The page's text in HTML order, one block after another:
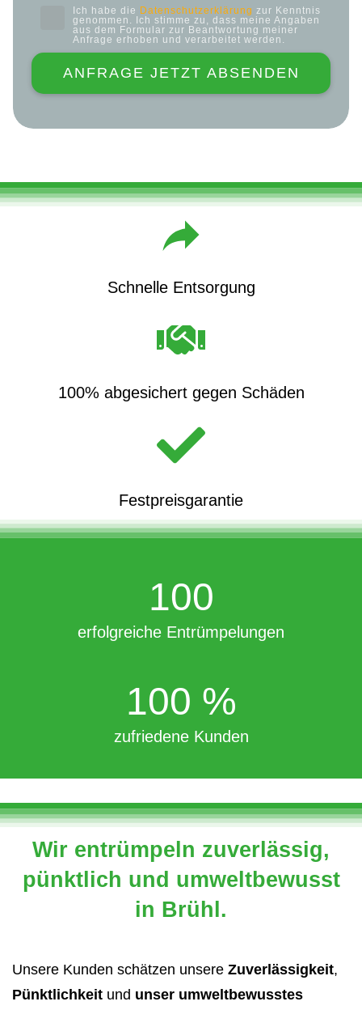
Ich habe die Datenschutzerklärung zur Kenntnis
genommen. Ich stimme zu, dass meine Angaben
aus dem Formular zur Beantwortung meiner
Anfrage erhoben und verarbeitet werden.
ANFRAGE JETZT ABSENDEN
Schnelle Entsorgung
100% abgesichert gegen Schäden
Festpreisgarantie
100
erfolgreiche Entrümpelungen
100 %
zufriedene Kunden
Wir entrümpeln zuverlässig,
pünktlich und umweltbewusst
in Brühl.
Unsere Kunden schätzen unsere Zuverlässigkeit,
Pünktlichkeit und unser umweltbewusstes